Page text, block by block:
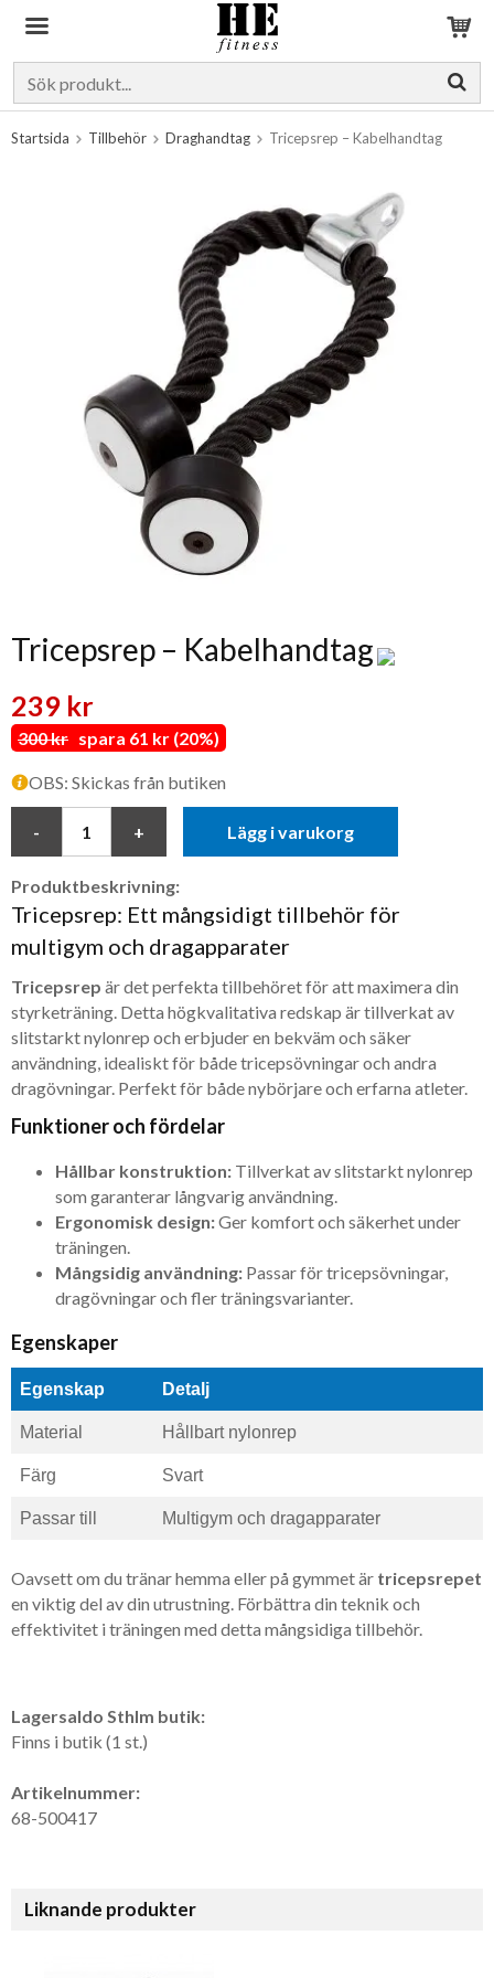
Startsida Tillbehör Draghandtag Tricepsrep – Kabelhandtag
Tricepsrep – Kabelhandtag
239 kr
300 kr spara 61 kr (20%)
OBS: Skickas från butiken
Lägg i varukorg
Produktbeskrivning:
Tricepsrep: Ett mångsidigt tillbehör för
multigym och dragapparater
Tricepsrep är det perfekta tillbehöret för att maximera din
styrketräning. Detta högkvalitativa redskap är tillverkat av
slitstarkt nylonrep och erbjuder en bekväm och säker
användning, idealiskt för både tricepsövningar och andra
dragövningar. Perfekt för både nybörjare och erfarna atleter.
Funktioner och fördelar
Hållbar konstruktion: Tillverkat av slitstarkt nylonrep
som garanterar långvarig användning.
Ergonomisk design:Ger komfort och säkerhet under
träningen.
Mångsidig användning: Passar för tricepsövningar,
dragövningar och fler träningsvarianter.
Egenskaper
Egenskap Detalj
Material Hållbart nylonrep
Färg Svart
Passar till Multigym och dragapparater
Oavsett om du tränar hemma eller på gymmet är tricepsrepet
en viktig del av din utrustning. Förbättra din teknik och
effektivitet i träningen med detta mångsidiga tillbehör.
Lagersaldo Sthlm butik:
Finns i butik (1 st.)
Artikelnummer:
68-500417
Liknande produkter